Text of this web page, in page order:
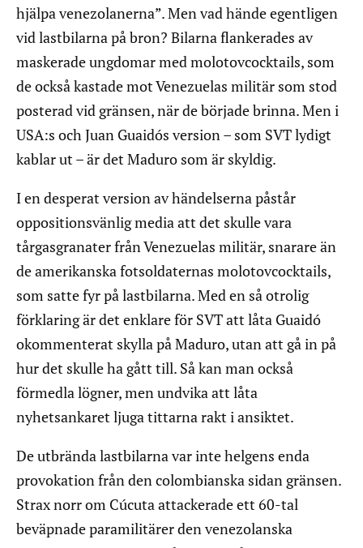
hjälpa venezolanerna”. Men vad hände egentligen
vid lastbilarna på bron? Bilarna flankerades av
maskerade ungdomar med molotovcocktails, som
de också kastade mot Venezuelas militär som stod
posterad vid gränsen, när de började brinna. Men i
USA:s och Juan Guaidós version – som SVT lydigt
kablar ut – är det Maduro som är skyldig.
I en desperat version av händelserna påstår
oppositionsvänlig media att det skulle vara
tårgasgranater från Venezuelas militär, snarare än
de amerikanska fotsoldaternas molotovcocktails,
som satte fyr på lastbilarna. Med en så otrolig
förklaring är det enklare för SVT att låta Guaidó
okommenterat skylla på Maduro, utan att gå in på
hur det skulle ha gått till. Så kan man också
förmedla lögner, men undvika att låta
nyhetsankaret ljuga tittarna rakt i ansiktet.
De utbrända lastbilarna var inte helgens enda
provokation från den colombianska sidan gränsen.
Strax norr om Cúcuta attackerade ett 60-tal
beväpnade paramilitärer den venezolanska